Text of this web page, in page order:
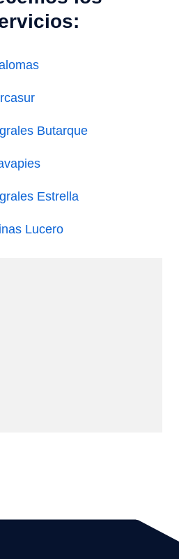
Butarque
Estrella
Lucero